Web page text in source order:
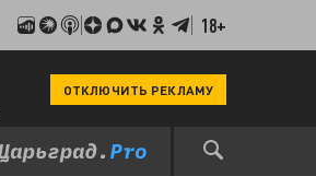
18+
ОТКЛЮЧИТЬ РЕКЛАМУ